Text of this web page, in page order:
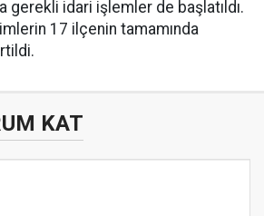
gerekli idari işlemler de başlatıldı.
17 ilçenin tamamında
KAT